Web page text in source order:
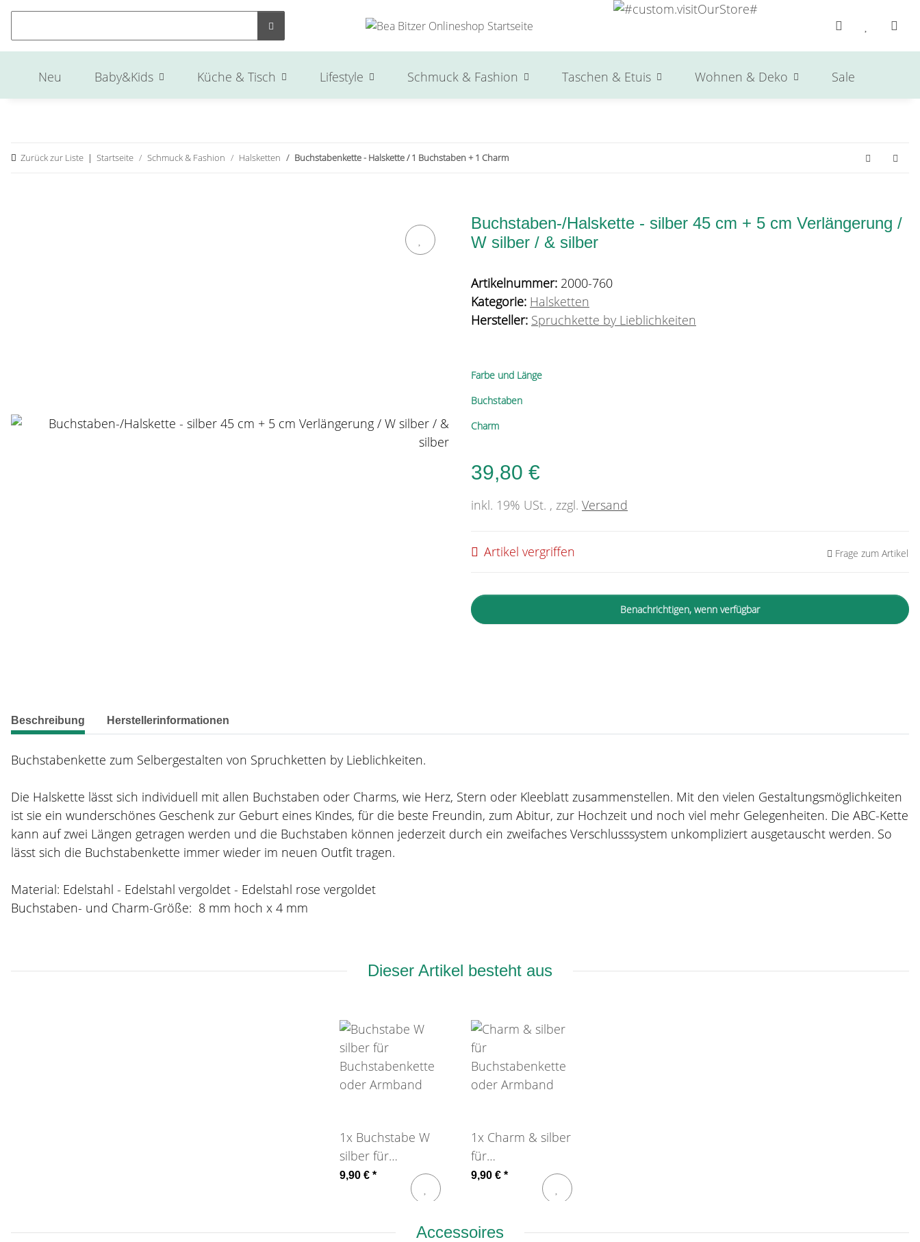
Neu Baby&Kids Küche & Tisch Lifestyle Schmuck & Fashion Taschen & Etuis Wohnen & Deko Sale
Zurück zur Liste Startseite Schmuck & Fashion Halsketten Buchstabenkette - Halskette / 1 Buchstaben + 1 Charm
Buchstaben-/Halskette - silber 45 cm + 5 cm Verlängerung /
W silber / & silber
Artikelnummer: 2000-760
Kategorie: Halsketten
Hersteller: Spruchkette by Lieblichkeiten
Farbe und Länge
Buchstaben
Charm
39,80 €
inkl. 19% USt. , zzgl. Versand
Artikel vergriffen Frage zum Artikel
Benachrichtigen, wenn verfügbar
weitere Registerkarten anzeigen
Beschreibung Herstellerinformationen
Buchstabenkette zum Selbergestalten von Spruchketten by Lieblichkeiten.
Die Halskette lässt sich individuell mit allen Buchstaben oder Charms, wie Herz, Stern oder Kleeblatt zusammenstellen. Mit den vielen Gestaltungsmöglichkeiten
ist sie ein wunderschönes Geschenk zur Geburt eines Kindes, für die beste Freundin, zum Abitur, zur Hochzeit und noch viel mehr Gelegenheiten. Die ABC-Kette
kann auf zwei Längen getragen werden und die Buchstaben können jederzeit durch ein zweifaches Verschlusssystem unkompliziert ausgetauscht werden. So
lässt sich die Buchstabenkette immer wieder im neuen Outfit tragen.
Material: Edelstahl - Edelstahl vergoldet - Edelstahl rose vergoldet
Buchstaben- und Charm-Größe: 8 mm hoch x 4 mm
Dieser Artikel besteht aus
1x Buchstabe W
silber für
Buchstabenkette
oder Armband
9,90 € *
1x Charm & silber
für
Buchstabenkette
oder Armband
9,90 € *
Accessoires